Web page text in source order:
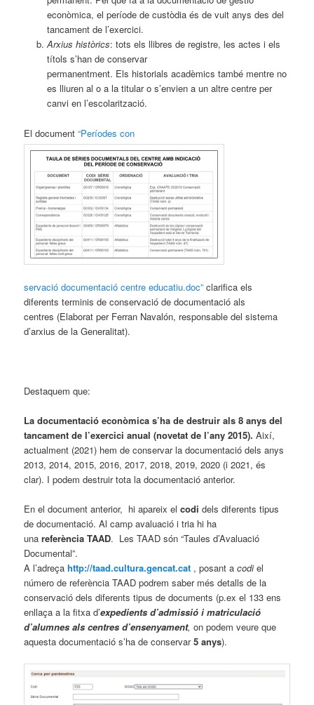
econòmica, el període de custòdia és de vuit anys des del
tancament de l’exercici.
Arxius històrics: tots els llibres de registre, les actes i els
títols s’han de conservar
permanentment. Els historials acadèmics també mentre no
es lliuren al o a la titular o s’envien a un altre centre per
canvi en l’escolarització.
El document“Períodes con
servació documentació centre educatiu.doc” clarifica els
diferents terminis de conservació de documentació als
centres (Elaborat per Ferran Navalón, responsable del sistema
d’arxius de la Generalitat).
Destaquem que:
La documentació econòmica s’ha de destruir als 8 anys del
tancament de l’exercici anual (novetat de l’any 2015).Així,
actualment (2021) hem de conservar la documentació dels anys
2013, 2014, 2015, 2016, 2017, 2018, 2019, 2020 (i 2021, és
clar). I podem destruir tota la documentació anterior.
En el document anterior, hi apareix elcodi dels diferents tipus
de documentació. Al camp avaluació i tria hi ha
unareferència TAAD. Les TAAD són “Taules d’Avaluació
Documental”.
A l’adreçahttp://taad.cultura.gencat.cat , posant acodiel
número de referència TAAD podrem saber més detalls de la
conservació dels diferents tipus de documents (p.ex el 133 ens
enllaça a la fitxa d’expedients d’admissió i matriculació
d’alumnes als centres d’ensenyament,on podem veure que
aquesta documentació s’ha de conservar5 anys).